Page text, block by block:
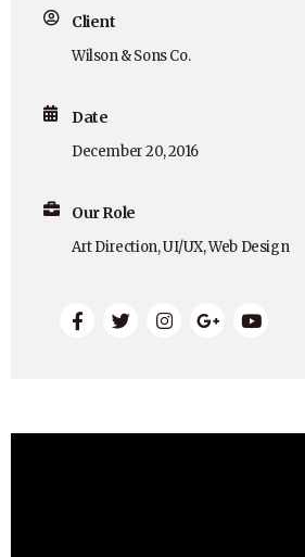
Client
Wilson & Sons Co.
Date
December 20, 2016
Our Role
Art Direction, UI/UX, Web Design